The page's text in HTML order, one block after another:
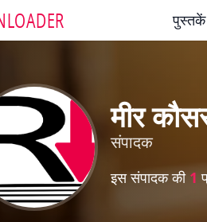
पुस्तकें
मीर
संपादक
इस संपादक की 1